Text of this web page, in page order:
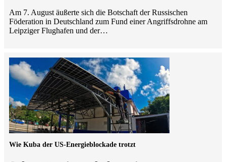
Am 7. August äußerte sich die Botschaft der Russischen
Föderation in Deutschland zum Fund einer Angriffsdrohne am
Leipziger Flughafen und der…
Wie Kuba der US-Energieblockade trotzt